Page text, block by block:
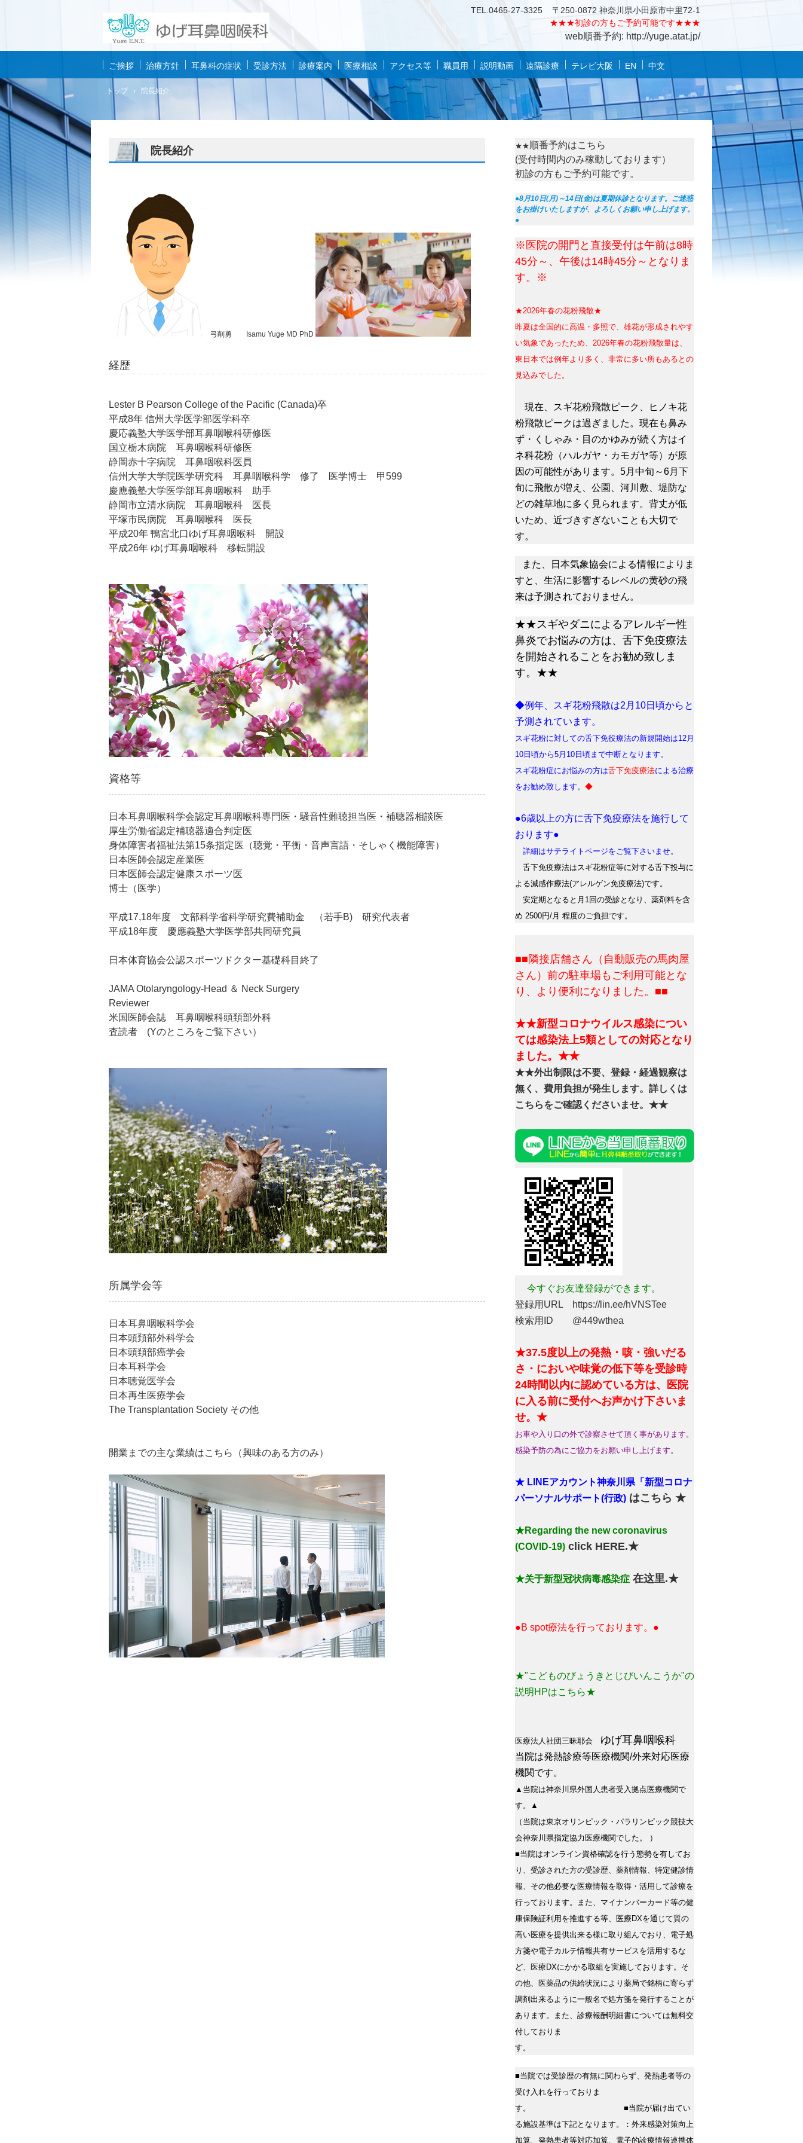
TEL. 0465-27-3325
〒250-0872 神奈川県小田原市中里72-1
★★★初診の方もご予約可能です★★★
web順番予約: http://yuge.atat.jp/
ご挨拶 治療方針 耳鼻科の症状 受診方法 診療案内 医療相談 アクセス等 職員用 説明動画 遠隔診療 テレビ大阪 EN 中文
トップ › 院長紹介
院長紹介
弓削勇 Isamu Yuge MD PhD
経歴
Lester B Pearson College of the Pacific (Canada)卒
平成8年 信州大学医学部医学科卒
慶応義塾大学医学部耳鼻咽喉科研修医
国立栃木病院 耳鼻咽喉科研修医
静岡赤十字病院 耳鼻咽喉科医員
信州大学大学院医学研究科 耳鼻咽喉科学 修了 医学博士 甲599
慶應義塾大学医学部耳鼻咽喉科 助手
静岡市立清水病院 耳鼻咽喉科 医長
平塚市民病院 耳鼻咽喉科 医長
平成20年 鴨宮北口ゆげ耳鼻咽喉科 開設
平成26年 ゆげ耳鼻咽喉科 移転開設
資格等
日本耳鼻咽喉科学会認定耳鼻咽喉科専門医・騒音性難聴担当医・補聴器相談医
厚生労働省認定補聴器適合判定医
身体障害者福祉法第15条指定医（聴覚・平衡・音声言語・そしゃく機能障害）
日本医師会認定産業医
日本医師会認定健康スポーツ医
博士（医学）
平成17,18年度 文部科学省科学研究費補助金 （若手B) 研究代表者
平成18年度 慶應義塾大学医学部共同研究員
日本体育協会公認スポーツドクター基礎科目終了
JAMA Otolaryngology-Head ＆ Neck Surgery
Reviewer
米国医師会誌 耳鼻咽喉科頭頚部外科
査読者 (Yのところをご覧下さい）
所属学会等
日本耳鼻咽喉科学会
日本頭頚部外科学会
日本頭頚部癌学会
日本耳科学会
日本聴覚医学会
日本再生医療学会
The Transplantation Society その他
開業までの主な業績はこちら（興味のある方のみ）
★★順番予約はこちら
(受付時間内のみ稼動しております）
初診の方もご予約可能です。
●8月10日(月)～14日(金)は夏期休診となります。ご迷惑
をお掛けいたしますが、よろしくお願い申し上げます。
●
※医院の開門と直接受付は午前は8時
45分～、午後は14時45分～となりま
す。※
★2026年春の花粉飛散★
昨夏は全国的に高温・多照で、雄花が形成されやす
い気象であったため、 2026年春の花粉飛散量は、
東日本では例年より多く、非常に多い所もあるとの
見込みでした。
現在、スギ花粉飛散ピーク、ヒノキ花
粉飛散ピークは過ぎました。現在も鼻み
ず・くしゃみ・目のかゆみが続く方はイ
ネ科花粉（ハルガヤ・カモガヤ等）が原
因の可能性があります。5月中旬～6月下
旬に飛散が増え、公園、河川敷、堤防な
どの雑草地に多く見られます。背丈が低
いため、近づきすぎないことも大切で
す。
また、日本気象協会による情報によりま
すと、生活に影響するレベルの黄砂の飛
来は予測されておりません。
★★スギやダニによるアレルギー性
鼻炎でお悩みの方は、舌下免疫療法
を開始されることをお勧め致しま
す。★★
◆例年、スギ花粉飛散は2月10日頃からと
予測されています。
スギ花粉に対しての舌下免役療法の新規開始は12月
10日頃から5月10日頃まで中断となります。
スギ花粉症にお悩みの方は舌下免疫療法による治療
をお勧め致します。 ◆
●6歳以上の方に舌下免疫療法を施行して
おります●
詳細はサテライトページをご覧下さいませ。
舌下免疫療法はスギ花粉症等に対する舌下投与に
よる減感作療法(アレルゲン免疫療法)です。
安定期となると月1回の受診となり、薬剤料を含
め 2500円/月 程度のご負担です。
■■隣接店舗さん（自動販売の馬肉屋
さん）前の駐車場もご利用可能とな
り、より便利になりました。■■
★★新型コロナウイルス感染につい
ては感染法上5類としての対応となり
ました。★★
★★外出制限は不要、登録・経過観察は
無く、費用負担が発生します。詳しくは
こちらをご確認くださいませ。★★
今すぐお友達登録ができます。
登録用URL https://lin.ee/hVNSTee
検索用ID @449wthea
★37.5度以上の発熱・咳・強いだる
さ・においや味覚の低下等を受診時
24時間以内に認めている方は、医院
に入る前に受付へお声かけ下さいま
せ。★
お車や入り口の外で診察させて頂く事があります。
感染予防の為にご協力をお願い申し上げます。
★ LINEアカウント神奈川県「新型コロナ
パーソナルサポート(行政) はこちら ★
★Regarding the new coronavirus
(COVID-19) click HERE.★
★关于新型冠状病毒感染症 在这里.★
●B spot療法を行っております。●
★"こどものびょうきとじびいんこうか"の
説明HPはこちら★
医療法人社団三昧耶会 ゆげ耳鼻咽喉科
当院は発熱診療等医療機関/外来対応医療
機関です。
▲当院は神奈川県外国人患者受入拠点医療機関で
す。▲
（当院は東京オリンピック・パラリンピック競技大
会神奈川県指定協力医療機関でした。 ）
■当院はオンライン資格確認を行う態勢を有してお
り、受診された方の受診歴、薬剤情報、特定健診情
報、その他必要な医療情報を取得・活用して診療を
行っております。また、マイナンバーカード等の健
康保険証利用を推進する等、医療DXを通じて質の
高い医療を提供出来る様に取り組んでおり、電子処
方箋や電子カルテ情報共有サービスを活用するな
ど、医療DXにかかる取組を実施しております。そ
の他、医薬品の供給状況により薬局で銘柄に寄らず
調剤出来るように一般名で処方箋を発行することが
あります。また、診療報酬明細書については無料交
付しておりま
す。
■当院では受診歴の有無に関わらず、発熱患者等の
受け入れを行っておりま
す。
■当院が届け出てい
る施設基準は下記となります。：外来感染対策向上
加算、発熱患者等対応加算、電子的診療情報連携体